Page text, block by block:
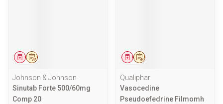
Op voorschrift
Geneesmiddel
Johnson & Johnson
Sinutab Forte 500/60mg
Comp 20
Op voorschrift
Geneesmiddel
Qualiphar
Vasocedine
Pseudoefedrine Filmomh